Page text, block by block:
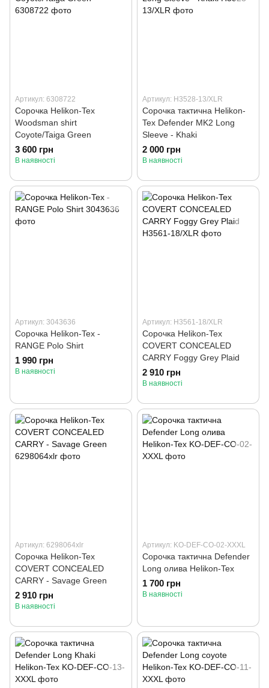
Артикул: 6308722
Сорочка Helikon-Tex
Woodsman shirt
Coyote/Taiga Green
3 600 грн
В наявності
Артикул: H3528-13/XLR
Сорочка тактична Helikon-
Tex Defender MK2 Long
Sleeve - Khaki
2 000 грн
В наявності
Артикул: 3043636
Сорочка Helikon-Tex -
RANGE Polo Shirt
1 990 грн
В наявності
Артикул: H3561-18/XLR
Сорочка Helikon-Tex
COVERT CONCEALED
CARRY Foggy Grey Plaid
2 910 грн
В наявності
Артикул: 6298064xlr
Сорочка Helikon-Tex
COVERT CONCEALED
CARRY - Savage Green
2 910 грн
В наявності
Артикул: KO-DEF-CO-02-XXXL
Сорочка тактична Defender
Long олива Helikon-Tex
1 700 грн
В наявності